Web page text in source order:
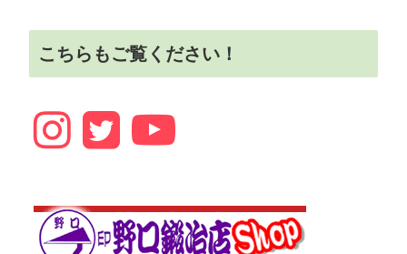
こちらもご覧ください！